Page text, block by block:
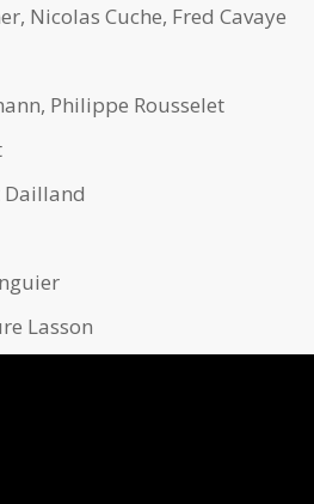
Nicolas Cuche, Fred Cavaye
Philippe Rousselet
Dailland
Lasson